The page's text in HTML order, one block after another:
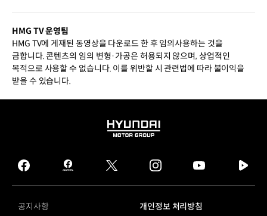
HMG TV 운영팀
HMG TV에 게재된 동영상을 다운로드 한 후 임의사용하는 것을
금합니다. 콘텐츠의 임의 변형·가공은 허용되지 않으며, 상업적인
목적으로 사용할 수 없습니다. 이를 위반할 시 관련법에 따라 불이익을
받을 수 있습니다.
HYUNDAI
GROUP
facebook
hmg
journal
twitter instagram
tv
공지사항
개인정보 처리방침